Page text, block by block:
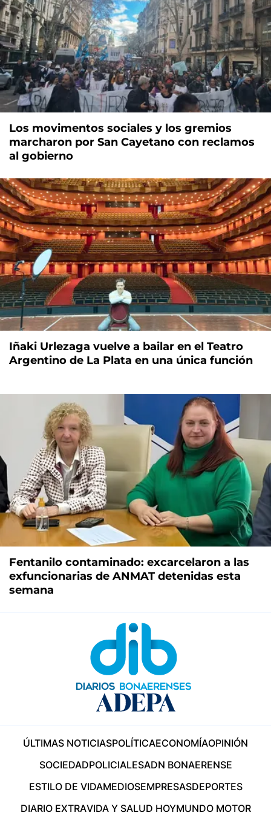
Los movimentos sociales y los gremios
marcharon por San Cayetano con reclamos
al gobierno
Iñaki Urlezaga vuelve a bailar en el Teatro
Argentino de La Plata en una única función
Fentanilo contaminado: excarcelaron a las
exfuncionarias de ANMAT detenidas esta
semana
ÚLTIMAS NOTICIASPOLÍTICAECONOMÍAOPINIÓN
SOCIEDADPOLICIALESADN BONAERENSE
ESTILO DE VIDAMEDIOSEMPRESASDEPORTES
DIARIO EXTRAVIDA Y SALUD HOYMUNDO MOTOR